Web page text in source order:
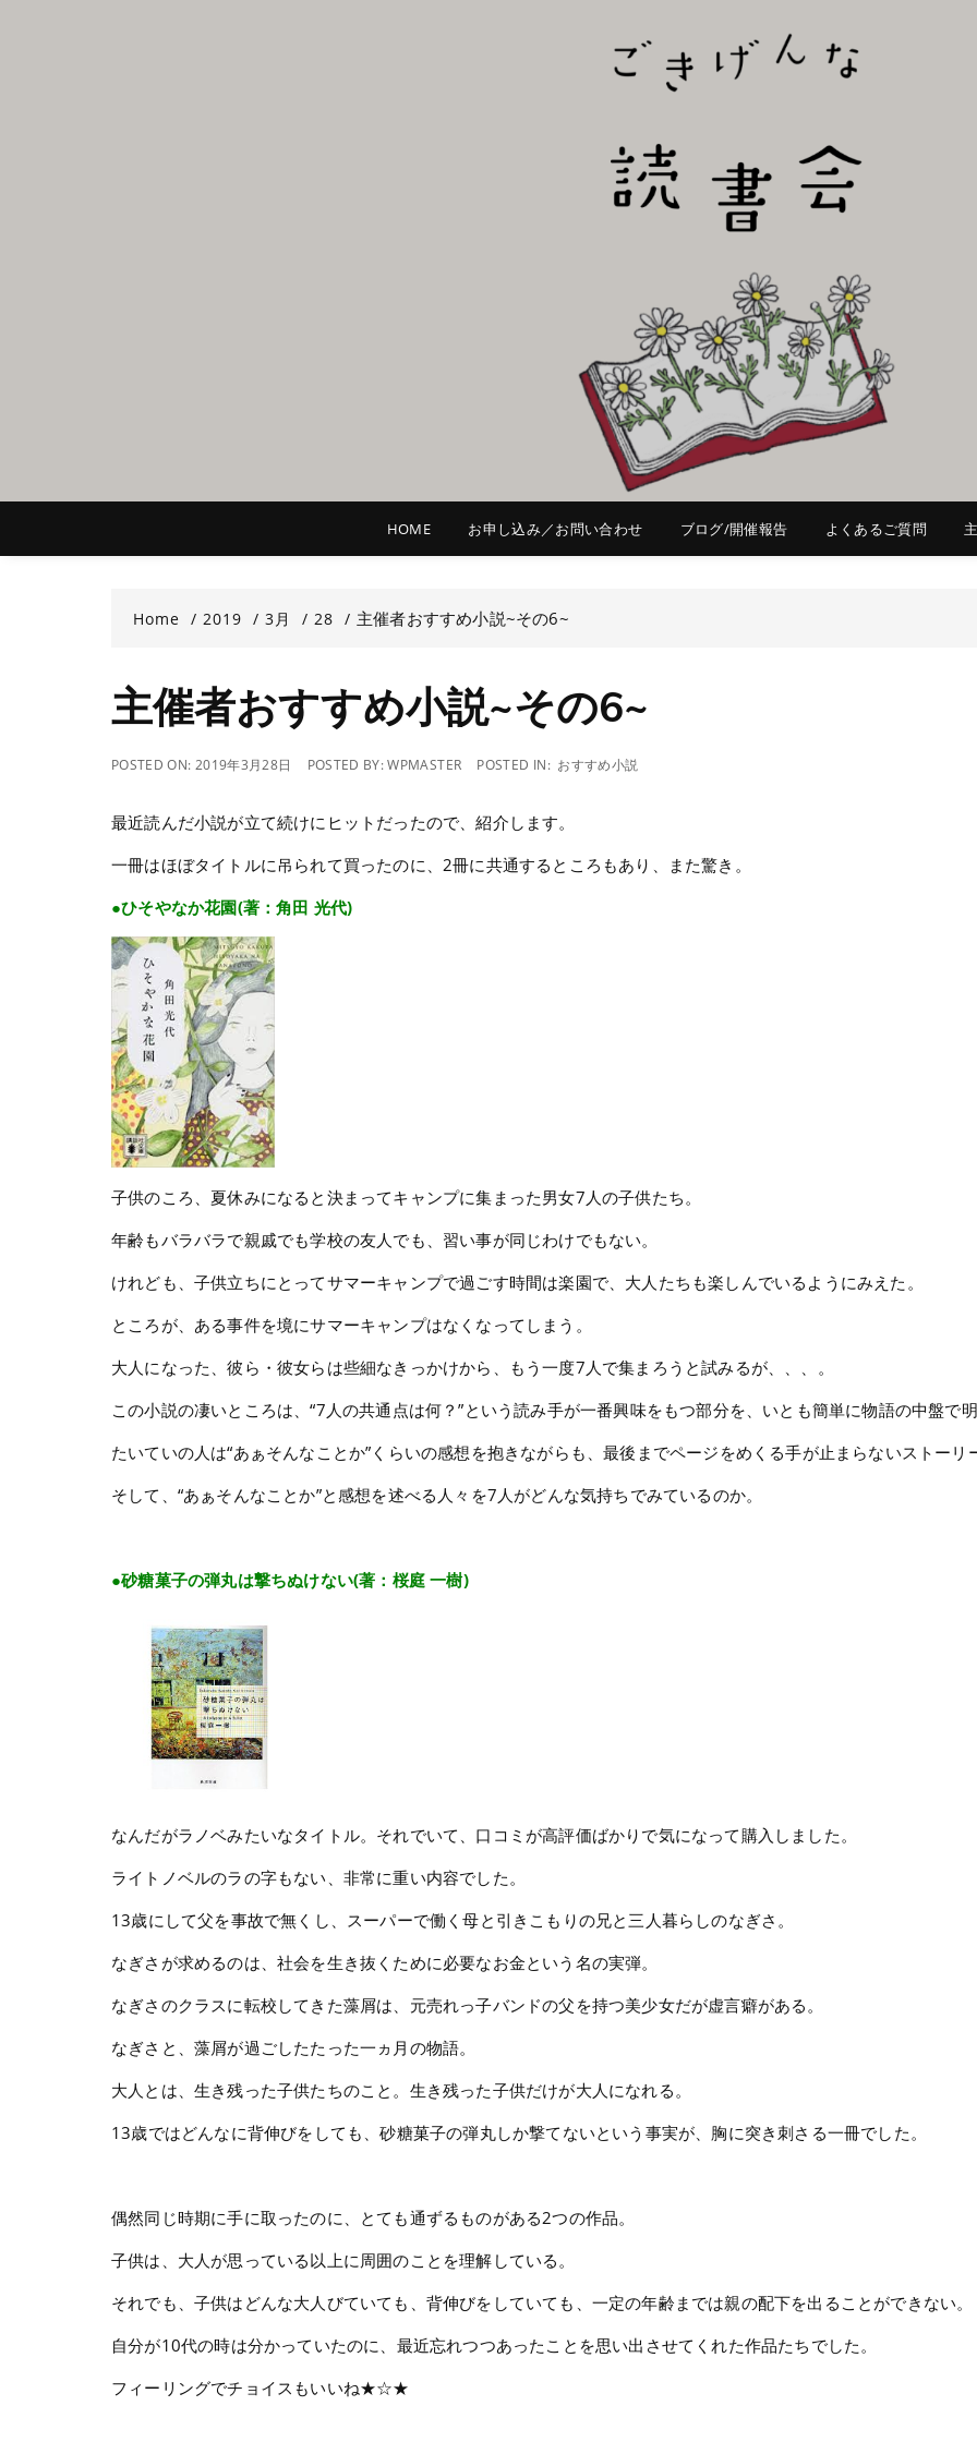
ごき
HOME お申し込み／お問い合わせ ブログ/開催報告 よくあるご質問
Home 2019 3月 28 主催者おすすめ小説~その6~
主催者おすすめ小説~その6~
POSTED ON: 2019年3月28日 POSTED BY:WPMASTER POSTED IN: おすすめ小説
最近読んだ小説が立て続けにヒットだったので、紹介します。
一冊はほぼタイトルに吊られて買ったのに、2冊に共通するところもあり、また驚き。
●ひそやなか花園(著：角田 光代)
子供のころ、夏休みになると決まってキャンプに集まった男女7人の子供たち。
年齢もバラバラで親戚でも学校の友人でも、習い事が同じわけでもない。
けれども、子供立ちにとってサマーキャンプで過ごす時間は楽園で、大人たちも楽しんでいるようにみえた。
ところが、ある事件を境にサマーキャンプはなくなってしまう。
大人になった、彼ら・彼女らは些細なきっかけから、もう一度7人で集まろうと試みるが、、、。
この小説の凄いところは、“7人の共通点は何？”という読み手が一番興味をもつ部分を、いとも簡単に物語の中盤で明
たいていの人は“あぁそんなことか”くらいの感想を抱きながらも、最後までページをめくる手が止まらないストーリ
そして、“あぁそんなことか”と感想を述べる人々を7人がどんな気持ちでみているのか。
●砂糖菓子の弾丸は撃ちぬけない(著：桜庭 一樹)
なんだがラノベみたいなタイトル。それでいて、口コミが高評価ばかりで気になって購入しました。
ライトノベルのラの字もない、非常に重い内容でした。
13歳にして父を事故で無くし、スーパーで働く母と引きこもりの兄と三人暮らしのなぎさ。
なぎさが求めるのは、社会を生き抜くために必要なお金という名の実弾。
なぎさのクラスに転校してきた藻屑は、元売れっ子バンドの父を持つ美少女だが虚言癖がある。
なぎさと、藻屑が過ごしたたった一ヵ月の物語。
大人とは、生き残った子供たちのこと。生き残った子供だけが大人になれる。
13歳ではどんなに背伸びをしても、砂糖菓子の弾丸しか撃てないという事実が、胸に突き刺さる一冊でした。
偶然同じ時期に手に取ったのに、とても通ずるものがある2つの作品。
子供は、大人が思っている以上に周囲のことを理解している。
それでも、子供はどんな大人びていても、背伸びをしていても、一定の年齢までは親の配下を出ることができない。
自分が10代の時は分かっていたのに、最近忘れつつあったことを思い出させてくれた作品たちでした。
フィーリングでチョイスもいいね★☆★